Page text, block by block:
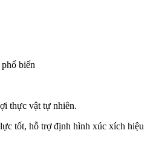
biến
thực vật tự nhiên.
tốt, hỗ trợ định hình xúc xích hiệu